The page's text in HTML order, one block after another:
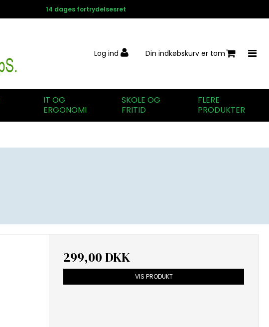
14 dages fortrydelsesret
Log ind Din indkøbskurv er tom
IT OG
ERGONOMI
SKOLE OG
FRITID
FLERE
PRODUKTER
299,00 DKK
VIS PRODUKT